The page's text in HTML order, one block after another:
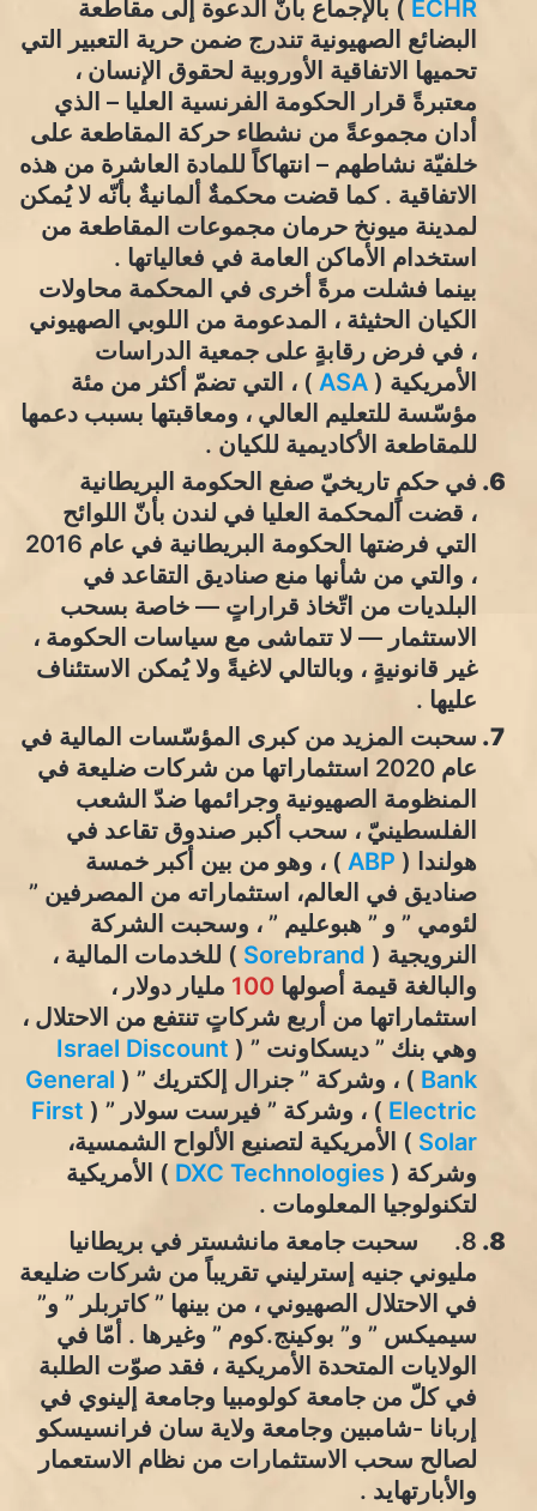
ECHR ) بالإجماع بأنّ الدعوة إلى مقاطعة
البضائع الصهيونية تندرج ضمن حرية التعبير التي
تحميها الاتفاقية الأوروبية لحقوق الإنسان ،
معتبرةً قرار الحكومة الفرنسية العليا – الذي
أدان مجموعةً من نشطاء حركة المقاطعة على
خلفيّة نشاطهم – انتهاكاً للمادة العاشرة من هذه
الاتفاقية . كما قضت محكمةٌ ألمانيةٌ بأنّه لا يُمكن
لمدينة ميونخ حرمان مجموعات المقاطعة من
استخدام الأماكن العامة في فعالياتها .
بينما فشلت مرةً أخرى في المحكمة محاولات
الكيان الحثيثة ، المدعومة من اللوبي الصهيوني
، في فرض رقابةٍ على جمعية الدراسات
الأمريكية ( ASA ) ، التي تضمّ أكثر من مئة
مؤسّسة للتعليم العالي ، ومعاقبتها بسبب دعمها
للمقاطعة الأكاديمية للكيان .
في حكمٍ تاريخيّ صفع الحكومة البريطانية
، قضت المحكمة العليا في لندن بأنّ اللوائح
التي فرضتها الحكومة البريطانية في عام 2016
، والتي من شأنها منع صناديق التقاعد في
البلديات من اتّخاذ قراراتٍ — خاصة بسحب
الاستثمار — لا تتماشى مع سياسات الحكومة ،
غير قانونيةٍ ، وبالتالي لاغيةً ولا يُمكن الاستئناف
عليها .
سحبت المزيد من كبرى المؤسّسات المالية في
عام 2020 استثماراتها من شركات ضليعة في
المنظومة الصهيونية وجرائمها ضدّ الشعب
الفلسطينيّ ، سحب أكبر صندوق تقاعد في
هولندا ( ABP ) ، وهو من بين أكبر خمسة
صناديق في العالم، استثماراته من المصرفين ”
لئومي ” و ” هبوعليم ” ، وسحبت الشركة
النرويجية ( Sorebrand ) للخدمات المالية ،
والبالغة قيمة أصولها 100 مليار دولار ،
استثماراتها من أربع شركاتٍ تنتفع من الاحتلال ،
وهي بنك ” ديسكاونت ” ( Israel Discount
Bank ) ، وشركة ” جنرال إلكتريك ” ( General
Electric ) ، وشركة ” فيرست سولار ” ( First
Solar ) الأمريكية لتصنيع الألواح الشمسية،
وشركة (
) الأمريكية
لتكنولوجيا المعلومات .
8. سحبت جامعة مانشستر في بريطانيا
مليوني جنيه إسترليني تقريباً من شركات ضليعة
في الاحتلال الصهيوني ، من بينها ” كاتربلر ” و”
سيميكس ” و” بوكينج.كوم ” وغيرها . أمّا في
الولايات المتحدة الأمريكية ، فقد صوّت الطلبة
في كلّ من جامعة كولومبيا وجامعة إلينوي في
إربانا -شامبين وجامعة ولاية سان فرانسيسكو
لصالح سحب الاستثمارات من نظام الاستعمار
والأبارتهايد .